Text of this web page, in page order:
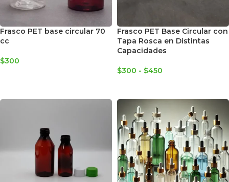
Frasco PET base circular 70
cc
$300
Frasco PET Base Circular con
Tapa Rosca en Distintas
Capacidades
$300 - $450